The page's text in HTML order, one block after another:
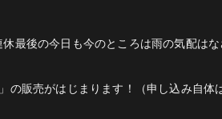
最後の今日も今のところは雨の気配は
の販売がはじまります！（申し込み自体